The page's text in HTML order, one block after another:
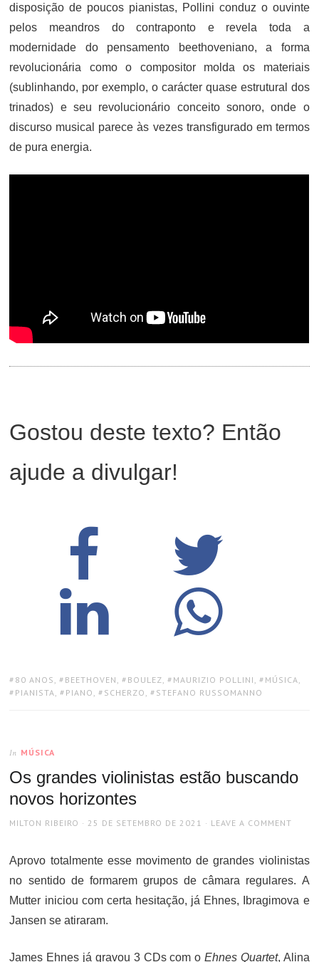
disposição de poucos pianistas, Pollini conduz o ouvinte
pelos meandros do contraponto e revela toda a
modernidade do pensamento beethoveniano, a forma
revolucionária como o compositor molda os materiais
(sublinhando, por exemplo, o carácter quase estrutural dos
trinados) e seu revolucionário conceito sonoro, onde o
discurso musical parece às vezes transfigurado em termos
de pura energia.
Gostou deste texto? Então
ajude a divulgar!
TAGS:
80 ANOS , BEETHOVEN , BOULEZ , MAURIZIO POLLINI , MÚSICA
PIANISTA , PIANO , SCHERZO , STEFANO RUSSOMANNO
In MÚSICA
Os grandes violinistas estão buscando
novos horizontes
AUTHOR
MILTON RIBEIRO
POSTED
25 DE SETEMBRO DE 2021 LEAVE A COMMENT
Aprovo totalmente esse movimento de grandes violinistas
no sentido de formarem grupos de câmara regulares. A
Mutter iniciou com certa hesitação, já Ehnes, Ibragimova e
Jansen se atiraram.
James Ehnes já gravou 3 CDs com o Ehnes Quartet, Alina